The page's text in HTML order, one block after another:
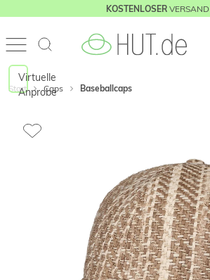
KOSTENLOSERVERSAND
Start Caps Baseballcaps
Virtuelle
Anprobe